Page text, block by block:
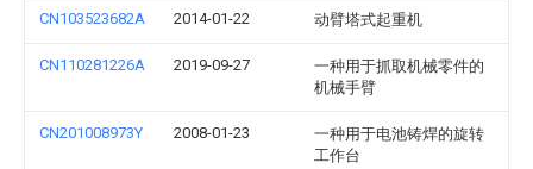
CN103523682A 2014-01-22 动臂塔式起重机
CN110281226A 2019-09-27
一种用于抓取机械零件的
机械手臂
CN201008973Y 2008-01-23
一种用于电池铸焊的旋转
工作台